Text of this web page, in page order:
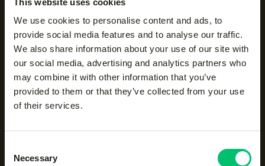
We use cookies to personalise content and ads, to
provide social media features and to analyse our traffic.
We also share information about your use of our site with
our social media, advertising and analytics partners who
may combine it with other information that you’ve
provided to them or that they’ve collected from your use
of their services.
Selection
Necessary
Nieuwsgierig naar meer?
Nieuws